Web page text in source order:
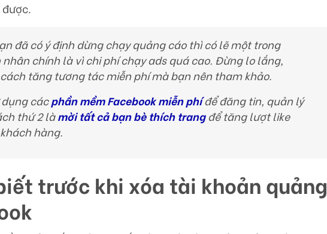
đã có ý định dừng chạy quảng cáo thì có lẽ một trong
chính là vì chi phí chạy ads quá cao. Đừng lo lắng,
tăng tương tác miễn phí mà bạn nên tham khảo.
cácphần mềm Facebook miễn phíđể đăng tin, quản lý
thứ 2 làmời tất cả bạn bè thích trangđể tăng lượt like
hàng.
trước khi xóa tài khoản quảng